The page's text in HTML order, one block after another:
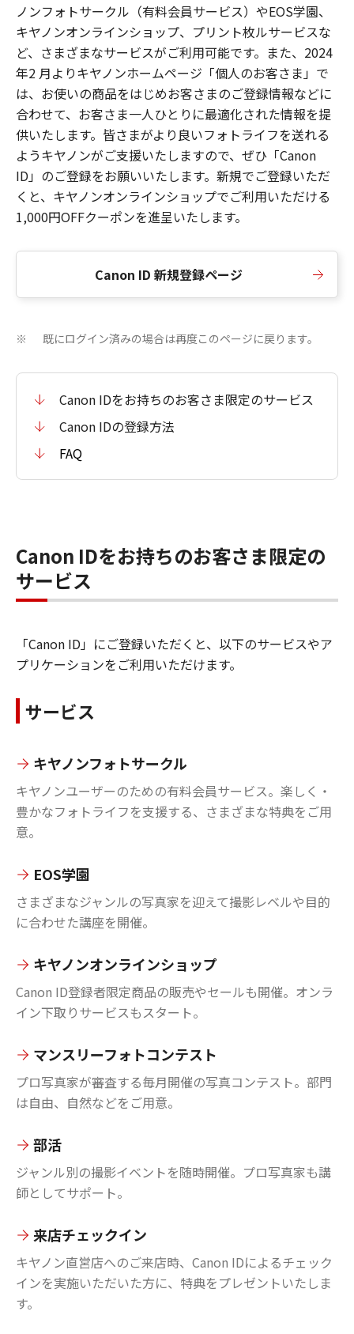
ノンフォトサークル（有料会員サービス）やEOS学園、
キヤノンオンラインショップ、プリント枚ルサービスな
ど、さまざまなサービスがご利用可能です。また、2024
年2 月よりキヤノンホームページ「個人のお客さま」で
は、お使いの商品をはじめお客さまのご登録情報などに
合わせて、お客さま一人ひとりに最適化された情報を提
供いたします。皆さまがより良いフォトライフを送れる
ようキヤノンがご支援いたしますので、ぜひ「Canon
ID」のご登録をお願いいたします。新規でご登録いただ
くと、キヤノンオンラインショップでご利用いただける
1,000円OFFクーポンを進呈いたします。
Canon ID 新規登録ページ
※ 既にログイン済みの場合は再度このページに戻ります。
Canon IDをお持ちのお客さま限定のサービス
Canon IDの登録方法
FAQ
Canon IDをお持ちのお客さま限定の
サービス
「Canon ID」にご登録いただくと、以下のサービスやア
プリケーションをご利用いただけます。
サービス
キヤノンフォトサークル
キヤノンユーザーのための有料会員サービス。楽しく・
豊かなフォトライフを支援する、さまざまな特典をご用
意。
EOS学園
さまざまなジャンルの写真家を迎えて撮影レベルや目的
に合わせた講座を開催。
キヤノンオンラインショップ
Canon ID登録者限定商品の販売やセールも開催。オンラ
イン下取りサービスもスタート。
マンスリーフォトコンテスト
プロ写真家が審査する毎月開催の写真コンテスト。部門
は自由、自然などをご用意。
部活
ジャンル別の撮影イベントを随時開催。プロ写真家も講
師としてサポート。
来店チェックイン
キヤノン直営店へのご来店時、Canon IDによるチェック
インを実施いただいた方に、特典をプレゼントいたしま
す。